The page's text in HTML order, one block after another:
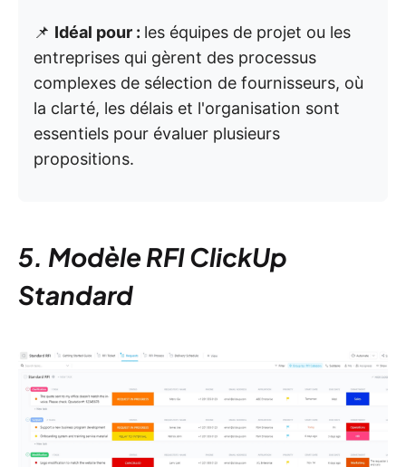
📌 Idéal pour : les équipes de projet ou les
entreprises qui gèrent des processus
complexes de sélection de fournisseurs, où
la clarté, les délais et l'organisation sont
essentiels pour évaluer plusieurs
propositions.
5. Modèle RFI ClickUp
Standard